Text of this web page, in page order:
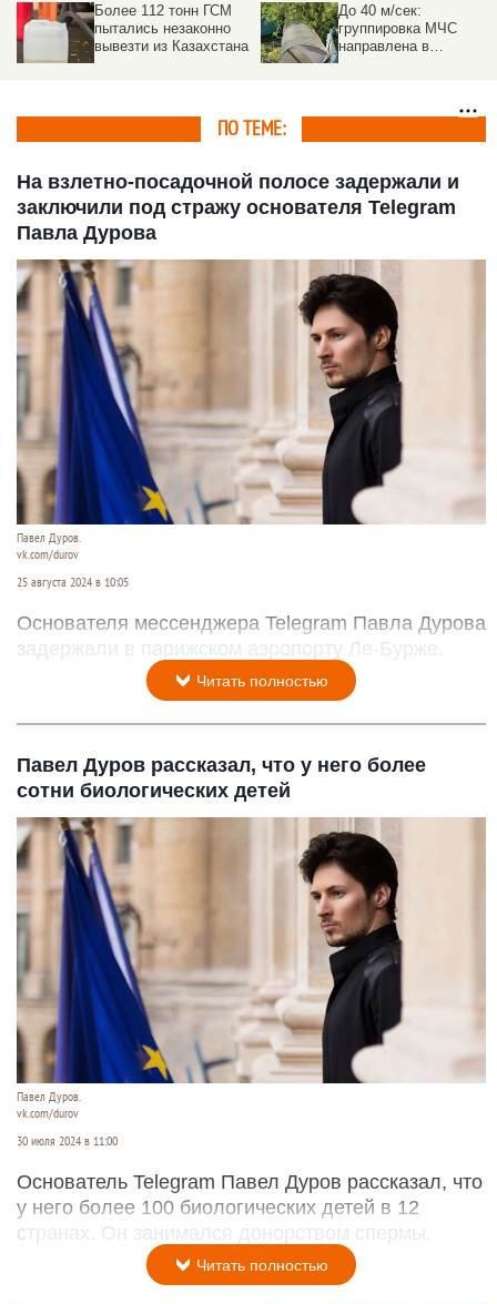
Более 112 тонн ГСМ
пытались незаконно
вывезти из Казахстана
До 40 м/сек:
группировка МЧС
направлена в
ПО ТЕМЕ:
На взлетно-посадочной полосе задержали и
заключили под стражу основателя Telegram
Павла Дурова
Павел Дуров.
vk.com/durov
25 августа 2024 в 10:05
Основателя мессенджера Telegram Павла Дурова
задержали в парижском аэропорту Ле-Бурже.
Читать полностью
Павел Дуров рассказал, что у него более
сотни биологических детей
Павел Дуров.
vk.com/durov
30 июля 2024 в 11:00
Основатель Telegram Павел Дуров рассказал, что
у него более 100 биологических детей в 12
странах. Он занимался донорством спермы.
Читать полностью